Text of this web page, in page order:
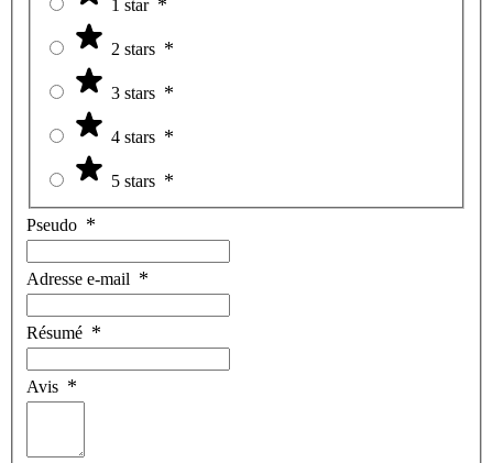
1 star
2 stars
3 stars
4 stars
5 stars
Pseudo
Adresse e-mail
Résumé
Avis